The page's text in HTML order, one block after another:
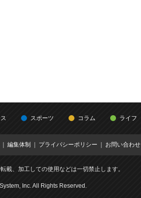
スポーツ コラム ライフ
編集体制 プライバシーポリシー お問い合わせ
載、加工しての使用などは一切禁止します。
Inc. All Rights Reserved.